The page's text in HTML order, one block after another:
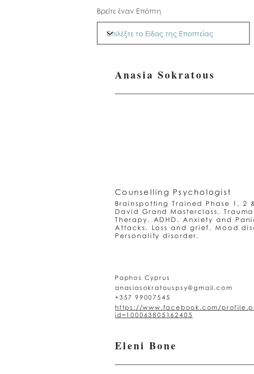
Βρείτε έναν Επόπτη
Anasia Sokratous
Counselling Psychologist
Brainspotting Trained Phase 1, 2
David Grand Masterclass. Trauma
Therapy. ADHD. Anxiety and
Attacks. Loss and grief. Mood
Personality disorder.
Paphos Cyprus
anasiasokratouspsy@gmail.com
+357 99007545
https://www.facebook.com/
id=100063805162405
Eleni Bone